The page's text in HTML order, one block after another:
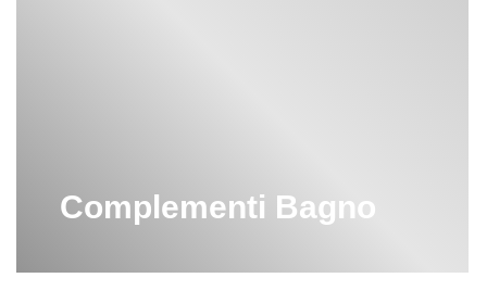
Complementi Bagno